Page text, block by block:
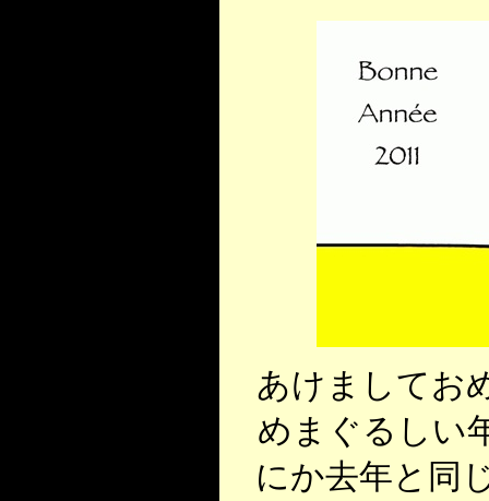
あけましてお
めまぐるしい
にか去年と同